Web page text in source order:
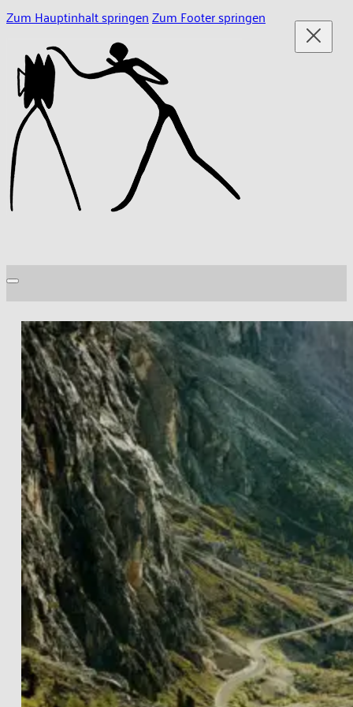
Zum Hauptinhalt springenZum Footer springen
LANDSCHAFTEN
THE LIGHTWORKS
PROJECTS
SCHWARZ-WEISS
PRINT INFOS
EN